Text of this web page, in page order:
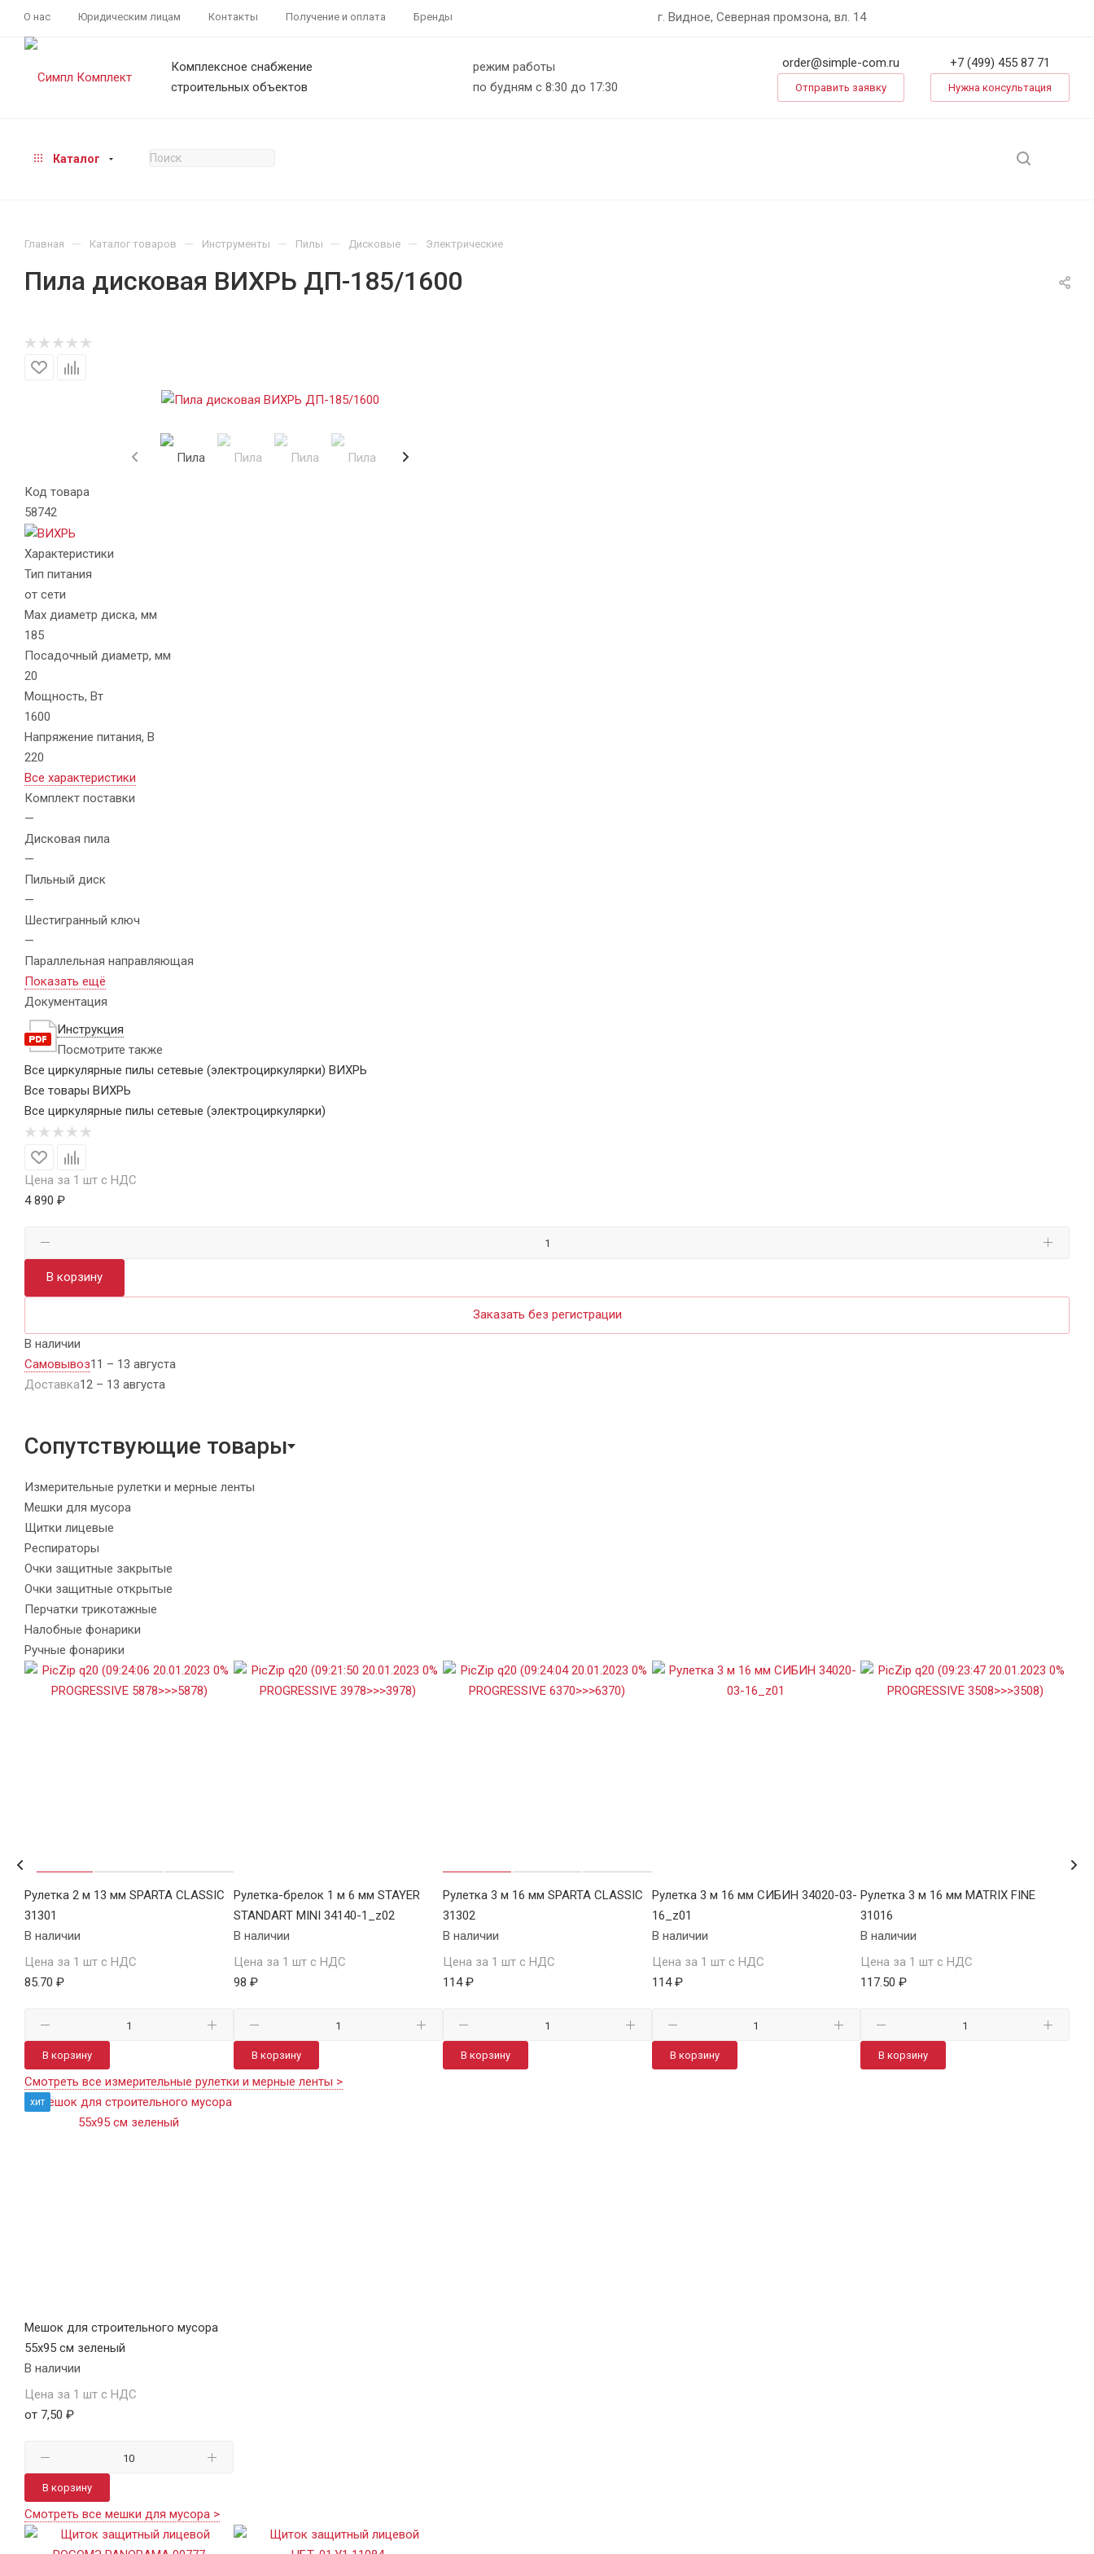
О нас Юридическим лицам Контакты Получение и оплата Бренды г. Видное, Северная промзона, вл. 14
Комплексное снабжение
строительных объектов
режим работы
по будням с 8:30 до 17:30
order@simple-com.ru
Отправить заявку
+7 (499) 455 87 71
Нужна консультация
Каталог
Главная — Каталог товаров — Инструменты — Пилы — Дисковые — Электрические
Пила дисковая ВИХРЬ ДП-185/1600
Код товара
58742
Характеристики
Тип питания
от сети
Max диаметр диска, мм
185
Посадочный диаметр, мм
20
Мощность, Вт
1600
Напряжение питания, В
220
Все характеристики
Комплект поставки
—
Дисковая пила
—
Пильный диск
—
Шестигранный ключ
—
Параллельная направляющая
Показать ещё
Документация
Инструкция
Посмотрите также
Все циркулярные пилы сетевые (электроциркулярки) ВИХРЬ
Все товары ВИХРЬ
Все циркулярные пилы сетевые (электроциркулярки)
Цена за 1 шт с НДС
4 890 ₽
В корзину
Заказать без регистрации
В наличии
Самовывоз11 – 13 августа
Доставка12 – 13 августа
Сопутствующие товары
Измерительные рулетки и мерные ленты
Мешки для мусора
Щитки лицевые
Респираторы
Очки защитные закрытые
Очки защитные открытые
Перчатки трикотажные
Налобные фонарики
Ручные фонарики
Рулетка 2 м 13 мм SPARTA CLASSIC
31301
В наличии
Цена за 1 шт с НДС
85.70 ₽
В корзину
Рулетка-брелок 1 м 6 мм STAYER
STANDART MINI 34140-1_z02
В наличии
Цена за 1 шт с НДС
98 ₽
В корзину
Рулетка 3 м 16 мм SPARTA CLASSIC
31302
В наличии
Цена за 1 шт с НДС
114 ₽
В корзину
Рулетка 3 м 16 мм СИБИН 34020-03-
16_z01
В наличии
Цена за 1 шт с НДС
114 ₽
В корзину
Рулетка 3 м 16 мм MATRIX FINE
31016
В наличии
Цена за 1 шт с НДС
117.50 ₽
В корзину
Смотреть все измерительные рулетки и мерные ленты >
хит
Мешок для строительного мусора
55х95 см зеленый
В наличии
Цена за 1 шт с НДС
от 7,50 ₽
В корзину
Смотреть все мешки для мусора >